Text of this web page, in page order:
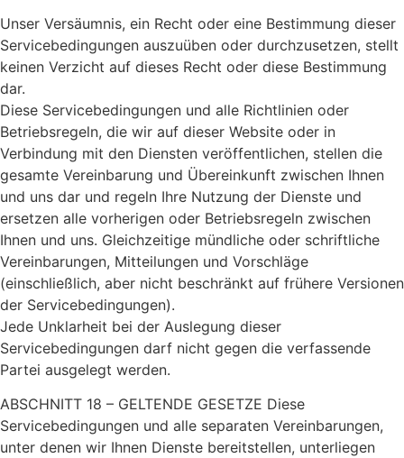
Unser Versäumnis, ein Recht oder eine Bestimmung dieser
Servicebedingungen auszuüben oder durchzusetzen, stellt
keinen Verzicht auf dieses Recht oder diese Bestimmung
dar.
Diese Servicebedingungen und alle Richtlinien oder
Betriebsregeln, die wir auf dieser Website oder in
Verbindung mit den Diensten veröffentlichen, stellen die
gesamte Vereinbarung und Übereinkunft zwischen Ihnen
und uns dar und regeln Ihre Nutzung der Dienste und
ersetzen alle vorherigen oder Betriebsregeln zwischen
Ihnen und uns. Gleichzeitige mündliche oder schriftliche
Vereinbarungen, Mitteilungen und Vorschläge
(einschließlich, aber nicht beschränkt auf frühere Versionen
der Servicebedingungen).
Jede Unklarheit bei der Auslegung dieser
Servicebedingungen darf nicht gegen die verfassende
Partei ausgelegt werden.
ABSCHNITT 18 – GELTENDE GESETZE Diese
Servicebedingungen und alle separaten Vereinbarungen,
unter denen wir Ihnen Dienste bereitstellen, unterliegen